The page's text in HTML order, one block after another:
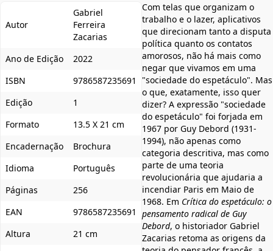
Autor
Gabriel
Ferreira
Zacarias
Ano de Edição
2022
ISBN
9786587235691
Edição
1
Formato
13.5 X 21 cm
Encadernação
Brochura
Idioma
Português
Páginas
256
EAN
9786587235691
Altura
21 cm
Com telas que organizam o
trabalho e o lazer, aplicativos
que direcionam tanto a disputa
política quanto os contatos
amorosos, não há mais como
negar que vivamos em uma
"sociedade do espetáculo". Mas
o que, exatamente, isso quer
dizer? A expressão "sociedade
do espetáculo" foi forjada em
1967 por Guy Debord (1931-
1994), não apenas como
categoria descritiva, mas como
parte de uma teoria
revolucionária que ajudaria a
incendiar Paris em Maio de
1968. Em Crítica do espetáculo: o
pensamento radical de Guy
Debord, o historiador Gabriel
Zacarias retoma as origens da